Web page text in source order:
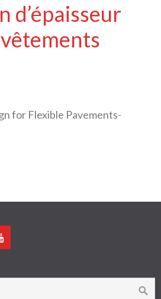
d’épaisseur
for Flexible Pavements-